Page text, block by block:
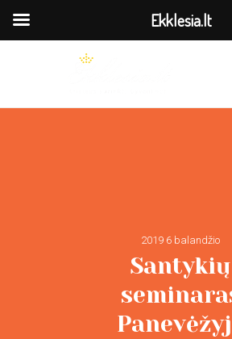
2019 6 balandžio
Santykių
Ekklesia.lt